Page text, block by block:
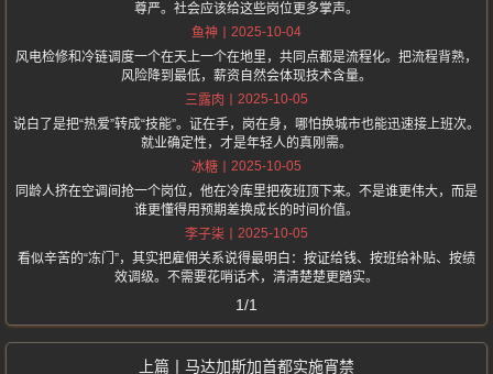
尊严。社会应该给这些岗位更多掌声。
鱼神
2025-10-04
风电检修和冷链调度一个在天上一个在地里，共同点都是流程化。把流程背熟，
风险降到最低，薪资自然会体现技术含量。
三露肉
2025-10-05
说白了是把“热爱”转成“技能”。证在手，岗在身，哪怕换城市也能迅速接上班次。
就业确定性，才是年轻人的真刚需。
冰糖
2025-10-05
同龄人挤在空调间抢一个岗位，他在冷库里把夜班顶下来。不是谁更伟大，而是
谁更懂得用预期差换成长的时间价值。
李子柒
2025-10-05
看似辛苦的“冻门”，其实把雇佣关系说得最明白：按证给钱、按班给补贴、按绩
效调级。不需要花哨话术，清清楚楚更踏实。
1/1
马达加斯加首都实施宵禁